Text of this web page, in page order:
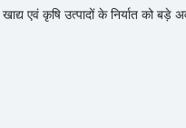
एवं कृषि उत्पादों के निर्यात को बड़े